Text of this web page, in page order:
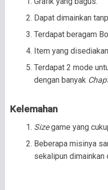
Dapat dimainkan
Terdapat beragam
Item yang
Terdapat 2 mode
dengan banyak
Kelemahan
Sizegame yang
Beberapa misinya
sekalipun dimainkan